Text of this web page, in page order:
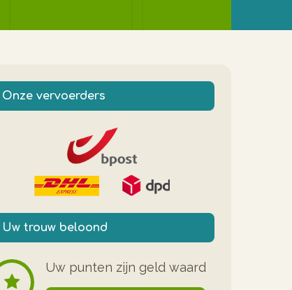
Onze vervoerders
Uw trouw beloond
Uw punten zijn geld waard